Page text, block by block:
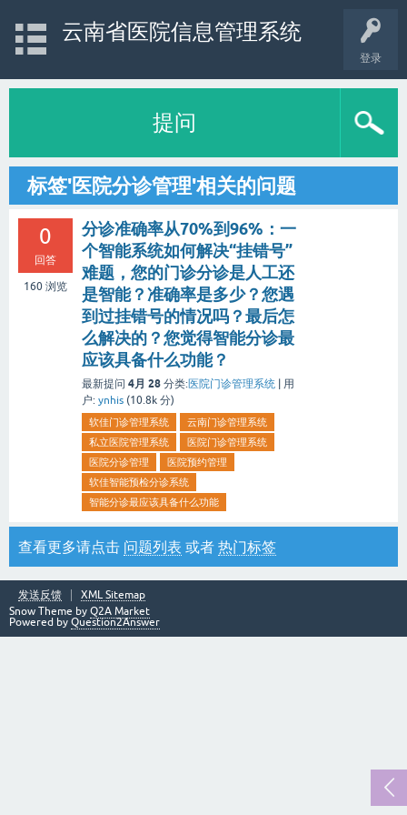
登录
云南省医院信息管理系统
提问
标签'医院分诊管理'相关的问题
0
回答
160 浏览
分诊准确率从70%到96%：一
个智能系统如何解决“挂错号”
难题，您的门诊分诊是人工还
是智能？准确率是多少？您遇
到过挂错号的情况吗？最后怎
么解决的？您觉得智能分诊最
应该具备什么功能？
最新提问 4月 28 分类:医院门诊管理系统
用
户: ynhis (10.8k 分)
软佳门诊管理系统
云南门诊管理系统
私立医院管理系统
医院门诊管理系统
医院分诊管理
医院预约管理
软佳智能预检分诊系统
智能分诊最应该具备什么功能
查看更多请点击 问题列表 或者 热门标签
发送反馈
XML Sitemap
Snow Theme by Q2A Market
Powered by Question2Answer